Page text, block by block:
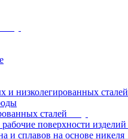
и низколегированных сталей
сталей
поверхности изделий
и сплавов на основе никеля